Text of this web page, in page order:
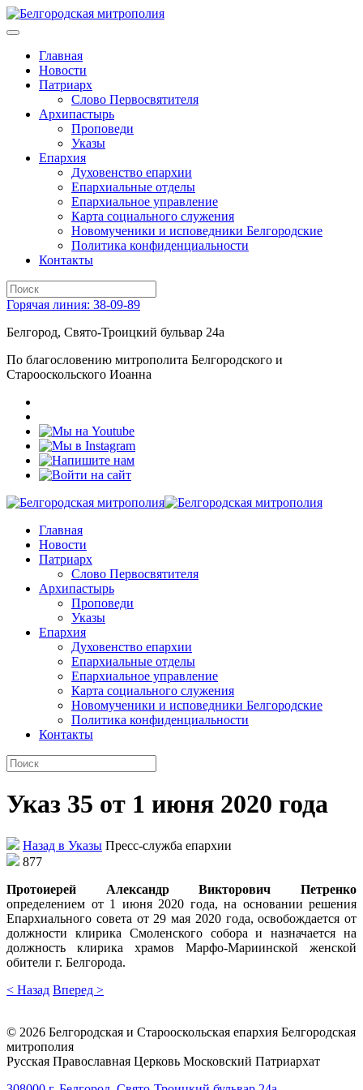
Главная
Новости
Патриарх
Слово Первосвятителя
Архипастырь
Проповеди
Указы
Епархия
Духовенство епархии
Епархиальные отделы
Епархиальное управление
Карта социального служения
Новомученики и исповедники Белгородские
Политика конфиденциальности
Контакты
Горячая линия: 38-09-89
Белгород, Свято-Троицкий бульвар 24а
По благословению митрополита Белгородского и
Старооскольского Иоанна
Главная
Новости
Патриарх
Слово Первосвятителя
Архипастырь
Проповеди
Указы
Епархия
Духовенство епархии
Епархиальные отделы
Епархиальное управление
Карта социального служения
Новомученики и исповедники Белгородские
Политика конфиденциальности
Контакты
Указ 35 от 1 июня 2020 года
Назад в Указы Пресс-служба епархии
877
Протоиерей Александр Викторович Петренко
определением от 1 июня 2020 года, на основании решения
Епархиального совета от 29 мая 2020 года, освобождается от
должности клирика Смоленского собора и назначается на
должность клирика храмов Марфо-Мариинской женской
обители г. Белгорода.
< Назад Вперед >
© 2026 Белгородская и Старооскольская епархия Белгородская
митрополия
Русская Православная Церковь Московский Патриархат